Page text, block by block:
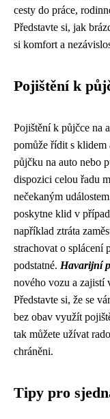
cesty do práce,
Představte si, jak
si komfort a
Pojištění k
Pojištění k půjčce na
pomůže řídit s
půjčku na auto nebo
dispozici celou řadu
nečekaným
poskytne klid v
například ztráta
strachovat o splácení
podstatné. Havarijní
nového vozu a zajistí
Představte si, že se
bez obav využít
tak můžete užívat
chráněni.
Tipy pro